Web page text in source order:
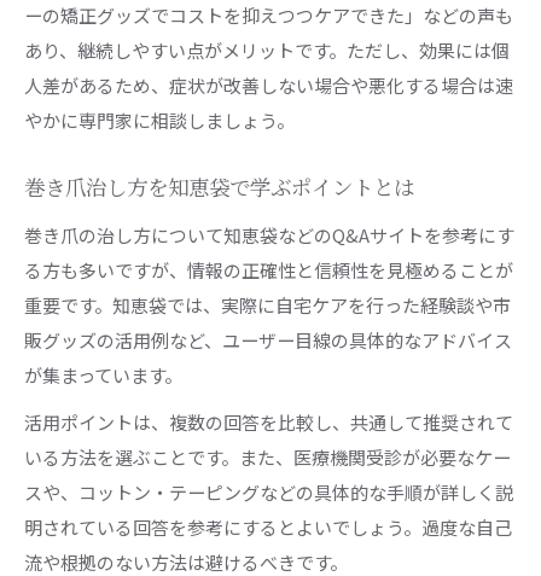
ーの矯正グッズでコストを抑えつつケアできた」などの声も
あり、継続しやすい点がメリットです。ただし、効果には個
人差があるため、症状が改善しない場合や悪化する場合は速
やかに専門家に相談しましょう。
巻き爪治し方を知恵袋で学ぶポイントとは
巻き爪の治し方について知恵袋などのQ&Aサイトを参考にす
る方も多いですが、情報の正確性と信頼性を見極めることが
重要です。知恵袋では、実際に自宅ケアを行った経験談や市
販グッズの活用例など、ユーザー目線の具体的なアドバイス
が集まっています。
活用ポイントは、複数の回答を比較し、共通して推奨されて
いる方法を選ぶことです。また、医療機関受診が必要なケー
スや、コットン・テーピングなどの具体的な手順が詳しく説
明されている回答を参考にするとよいでしょう。過度な自己
流や根拠のない方法は避けるべきです。